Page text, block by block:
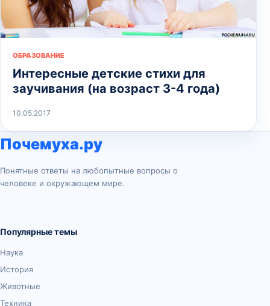
ОБРАЗОВАНИЕ
Интересные детские стихи для
заучивания (на возраст 3-4 года)
10.05.2017
Почемуха.ру
Понятные ответы на любопытные вопросы о
человеке и окружающем мире.
Популярные темы
Наука
История
Животные
Техника